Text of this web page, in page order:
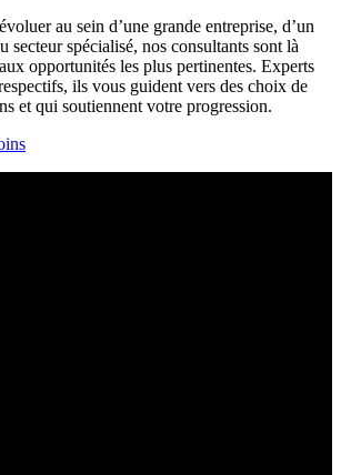
au sein d’une grande entreprise, d’un
secteur spécialisé, nos consultants sont là
opportunités les plus pertinentes. Experts
ils vous guident vers des choix de
et qui soutiennent votre progression.